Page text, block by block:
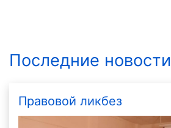
Последние новости
Правовой ликбез